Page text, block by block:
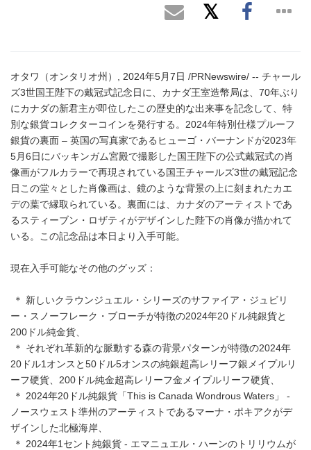
オタワ（オンタリオ州）, 2024年5月7日 /PRNewswire/ -- チャール
ズ3世国王陛下の戴冠式記念日に、カナダ王室造幣局は、70年ぶり
にカナダの新君主が即位したこの歴史的な出来事を記念して、特
別な銀貨コレクターコインを発行する。2024年特別仕様プルーフ
銀貨の裏面 – 英国の写真家であるヒューゴ・バーナンドが2023年
5月6日にバッキンガム宮殿で撮影した国王陛下の公式戴冠式の肖
像画がフルカラーで再現されている国王チャールズ3世の戴冠記念
日この堂々とした肖像画は、鏡のような背景の上に刻まれたカエ
デの葉で縁取られている。裏面には、カナダのアーティストであ
るスティーブン・ロザティがデザインした陛下の肖像が描かれて
いる。この記念品は本日より入手可能。
現在入手可能なその他のグッズ：
＊ 新しいクラウンジュエル・シリーズのサファイア・ジュビリ
ー・スノーフレーク・ブローチが特徴の2024年20ドル純銀貨と
200ドル純金貨、
＊ それぞれ革新的な脈動する森の背景パターンが特徴の2024年
20ドル1オンスと50ドル5オンスの純銀超高レリーフ銀メイプルリ
ーフ硬貨、200ドル純金超高レリーフ金メイプルリーフ硬貨、
＊ 2024年20ドル純銀貨「This is Canada Wondrous Waters」 -
ノースウェスト準州のアーティストであるマーナ・ポキアクがデ
ザインした北極海岸、
＊ 2024年1セント純銀貨 - エマニュエル・ハーンのトリリウムが